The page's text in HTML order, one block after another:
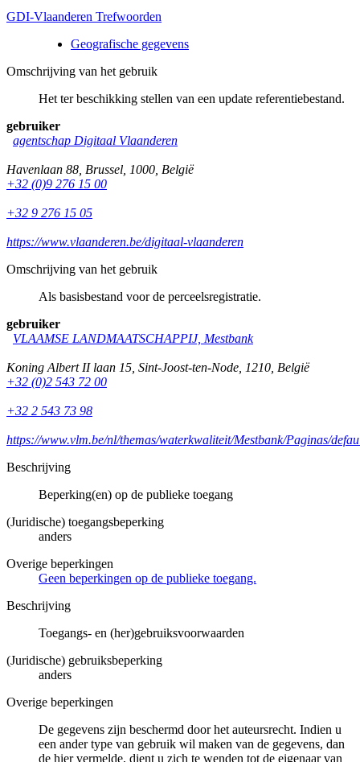
GDI-Vlaanderen Trefwoorden
Geografische gegevens
Omschrijving van het gebruik
Het ter beschikking stellen van een update referentiebestand.
gebruiker
agentschap Digitaal Vlaanderen
Havenlaan 88 Brussel 1000 België
+32 (0)9 276 15 00
+32 9 276 15 05
https://www.vlaanderen.be/digitaal-vlaanderen
Omschrijving van het gebruik
Als basisbestand voor de perceelsregistratie.
gebruiker
VLAAMSE LANDMAATSCHAPPIJ, Mestbank
Koning Albert II laan 15 Sint-Joost-ten-Node 1210 België
+32 (0)2 543 72 00
+32 2 543 73 98
https://www.vlm.be/nl/themas/waterkwaliteit/Mestbank/Paginas/
Beschrijving
Beperking(en) op de publieke toegang
(Juridische) toegangsbeperking
anders
Overige beperkingen
Geen beperkingen op de publieke toegang.
Beschrijving
Toegangs- en (her)gebruiksvoorwaarden
(Juridische) gebruiksbeperking
anders
Overige beperkingen
De gegevens zijn beschermd door het auteursrecht. Indien u
een ander type van gebruik wil maken van de gegevens, dan
de hier vermelde, dient u zich te wenden tot de eigenaar van